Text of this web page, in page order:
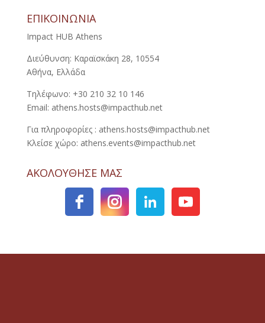
ΕΠΙΚΟΙΝΩΝΙΑ
Impact HUB Athens
Διεύθυνση: Καραϊσκάκη 28, 10554
Αθήνα, Ελλάδα
Τηλέφωνο: +30 210 32 10 146
Email: athens.hosts@impacthub.net
Για πληροφορίες : athens.hosts@impacthub.net
Κλείσε χώρο: athens.events@impacthub.net
ΑΚΟΛΟΥΘΗΣΕ ΜΑΣ